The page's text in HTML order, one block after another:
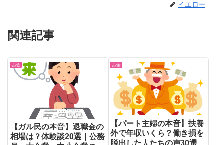
イエロー
関連記事
お金
【ガル民の本音】退職金の
相場は？体験談20選｜公務
お金
【パート主婦の本音】扶養
外で年収いくら？働き損を
脱出した人たちの声30選